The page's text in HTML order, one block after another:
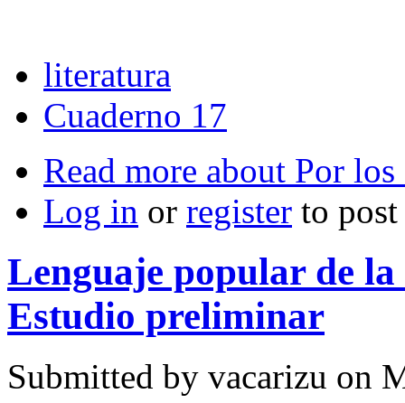
literatura
Cuaderno 17
Read more about Por
Log in or register to
Lenguaje popular de
Estudio preliminar
Submitted by vacarizu on